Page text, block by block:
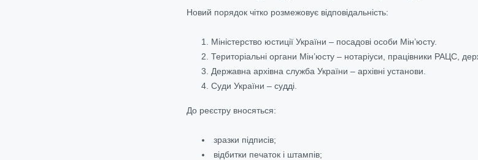
Новий порядок чітко розмежовує відповідальність:
Міністерство юстиції України – посадові особи Мін’юсту.
Територіальні органи Мін’юсту – нотаріуси, працівники РАЦС,
Державна архівна служба України – архівні установи.
Суди України – судді.
До реєстру вносяться:
зразки підписів;
відбитки печаток і штампів;